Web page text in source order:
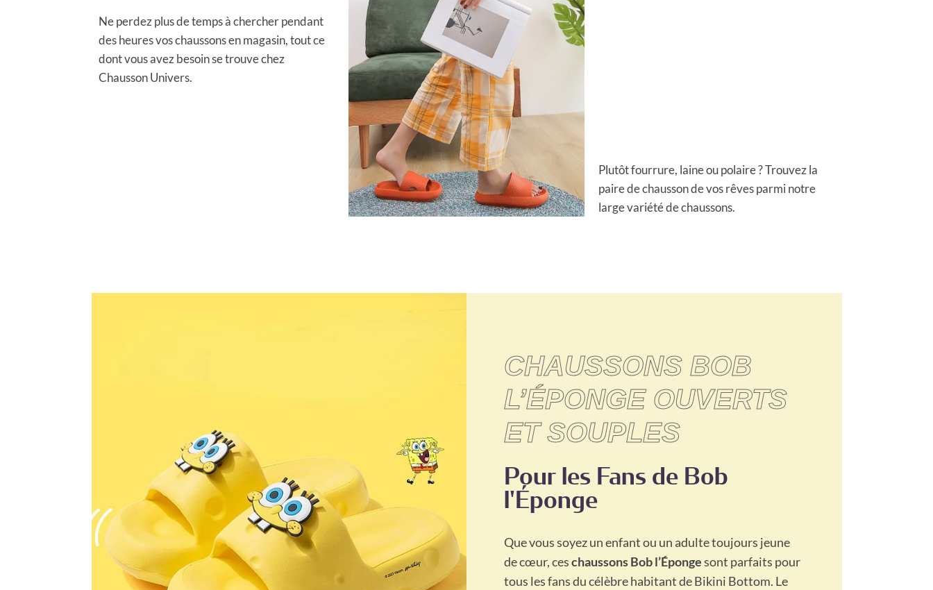
Ne perdez plus de temps à chercher pendant
des heures vos chaussons en magasin, tout ce
dont vous avez besoin se trouve chez
Chausson Univers.
Plutôt fourrure, laine ou polaire ? Trouvez la
paire de chausson de vos rêves parmi notre
large variété de chaussons.
CHAUSSONS BOB
L’ÉPONGE OUVERTS
ET SOUPLES
Pour les Fans de Bob
l'Éponge
Que vous soyez un enfant ou un adulte toujours jeune
de cœur, ceschaussons Bob l’Épongesont parfaits pour
tous les fans du célèbre habitant de Bikini Bottom. Le